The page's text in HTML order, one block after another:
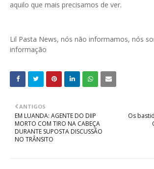
aquilo que mais precisamos de ver.
Lil Pasta News, nós não informamos, nós
informação
Os
ANTIGOS
EM LUANDA: AGENTE DO DIIP
MORTO COM TIRO NA CABEÇA
DURANTE SUPOSTA DISCUSSÃO
NO TRÂNSITO